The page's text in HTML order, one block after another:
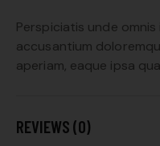
Perspiciatis unde
accusantium
aperiam, eaque ipsa
REVIEWS (0)